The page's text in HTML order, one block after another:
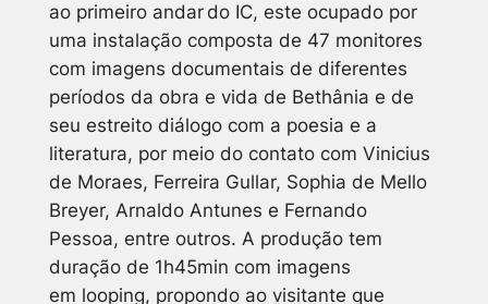
ao primeiro andar do IC, este ocupado por
uma instalação composta de 47 monitores
com imagens documentais de diferentes
períodos da obra e vida de Bethânia e de
seu estreito diálogo com a poesia e a
literatura, por meio do contato com Vinicius
de Moraes, Ferreira Gullar, Sophia de Mello
Breyer, Arnaldo Antunes e Fernando
Pessoa, entre outros. A produção tem
duração de 1h45min com imagens
em looping, propondo ao visitante que